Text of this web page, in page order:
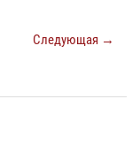
Следующая →